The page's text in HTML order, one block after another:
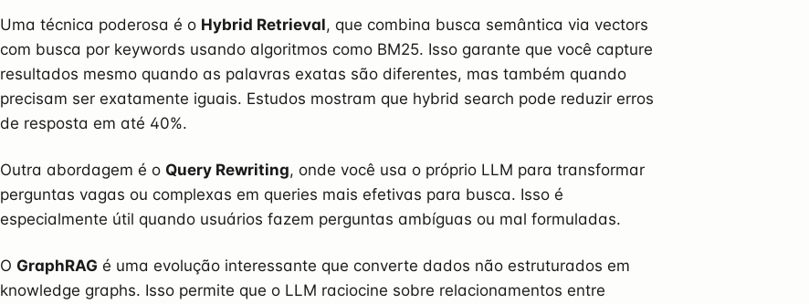
Uma técnica poderosa é o Hybrid Retrieval, que combina busca semântica via vectors
com busca por keywords usando algoritmos como BM25. Isso garante que você capture
resultados mesmo quando as palavras exatas são diferentes, mas também quando
precisam ser exatamente iguais. Estudos mostram que hybrid search pode reduzir erros
de resposta em até 40%.
Outra abordagem é o Query Rewriting, onde você usa o próprio LLM para transformar
perguntas vagas ou complexas em queries mais efetivas para busca. Isso é
especialmente útil quando usuários fazem perguntas ambíguas ou mal formuladas.
O GraphRAG é uma evolução interessante que converte dados não estruturados em
knowledge graphs. Isso permite que o LLM raciocine sobre relacionamentos entre